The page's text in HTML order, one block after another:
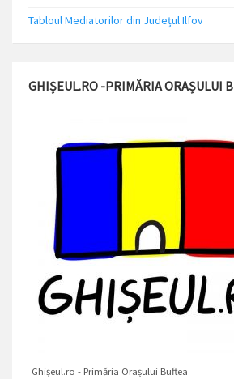
Tabloul Mediatorilor din Județul Ilfov
GHIȘEUL.RO -PRIMĂRIA ORAȘULUI
Ghișeul.ro - Primăria Orașului Buftea